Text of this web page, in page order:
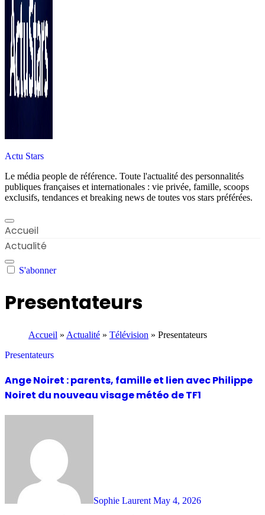
Actu Stars
Le média people de référence. Toute l'actualité des personnalités
publiques françaises et internationales : vie privée, famille, scoops
exclusifs, tendances et breaking news de toutes vos stars préférées.
Accueil
Actualité
S'abonner
Presentateurs
Accueil » Actualité » Télévision » Presentateurs
Presentateurs
Ange Noiret : parents, famille et lien avec Philippe
Noiret du nouveau visage météo de TF1
Sophie LaurentMay 4, 2026